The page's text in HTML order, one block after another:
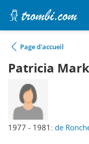
Page d'accueil
Patricia
1977 - 1981: de